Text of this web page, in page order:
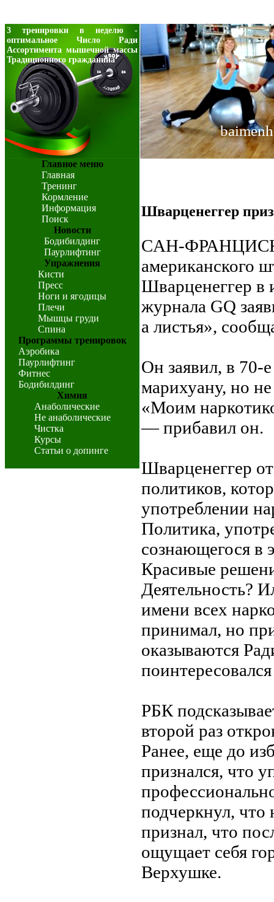
3 тренировки в неделю -
оптимальное Число Ради
Ассортимента мышечной массы
Традиционного гражданина
Главное меню
Главная
Тренинг
Кормление
Информация
Поиск
Новости
Бодибилдинг
Паурлифтинг
Упражнения
Кисти
Пресс
Ноги и ягодицы
Плечи
Мышцы груди
Спина
Программы тренировок
Аэробика
Паурлифтинг
Фитнес
Бодибилдинг
Химия
Анаболические
Не анаболические
Чистка
Курсы
Статьи о допинге
Шварценеггер
CАН-
американского
Шварценеггер в
журнала GQ
а листья»,
Он заявил, в 70-
марихуану, но
«Моим
— прибавил он.
Шварценеггер
политиков,
употреблении
Политика,
сознающегося в
Красивые
Деятельность?
имени всех
принимал, но
оказываются
РБК
второй раз
Ранее, еще до
признался, что
подчеркнул, что
признал, что
ощущает себя
Верхушке.